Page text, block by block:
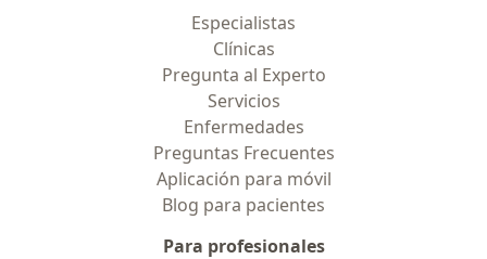
Especialistas
Clínicas
Pregunta al Experto
Servicios
Enfermedades
Preguntas Frecuentes
Aplicación para móvil
Blog para pacientes
Para profesionales